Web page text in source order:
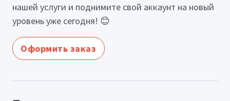
нашей услуги и поднимите свой аккаунт на новый
уровень уже сегодня! 😊
Оформить заказ